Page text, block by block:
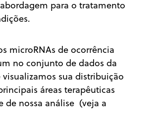
para o tratamento
microRNAs de ocorrência
no conjunto de dados da
sua distribuição
áreas terapêuticas
de nossa análise (veja a